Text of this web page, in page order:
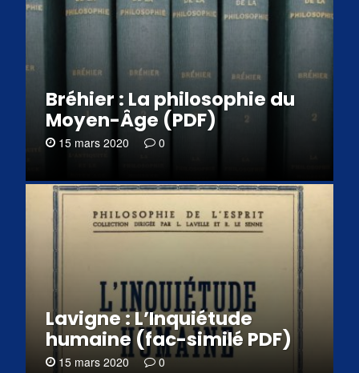
Bréhier : La philosophie du
Moyen-Âge (PDF)
15 mars 2020 0
Lavigne : L’Inquiétude
humaine (fac-similé PDF)
15 mars 2020 0